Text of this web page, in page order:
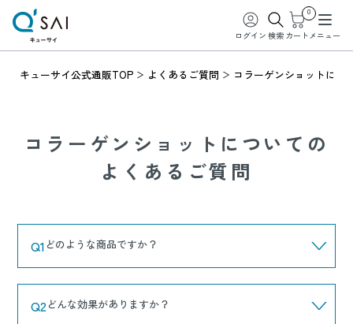
ログイン 検索
0
カート メニュー
キューサイ公式通販TOP よくあるご質問 コラーゲンショットにつ
コラーゲンショットについての
よくあるご質問
Q1 どのような商品ですか？
Q2どんな効果がありますか？